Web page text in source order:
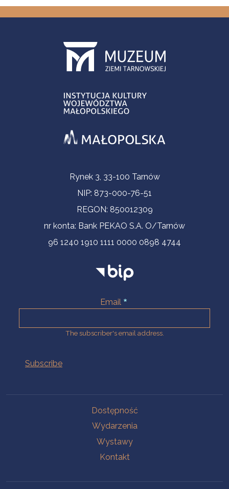
Contact InformationRynek 3, 33-100 Tarnów
NIP: 873-000-76-51
REGON: 850012309
nr konta: Bank PEKAO S.A. O/Tarnów
96 1240 1910 1111 0000 0898 4744
Email
The subscriber's email address.
Dostępność
Wydarzenia
Wystawy
Kontakt